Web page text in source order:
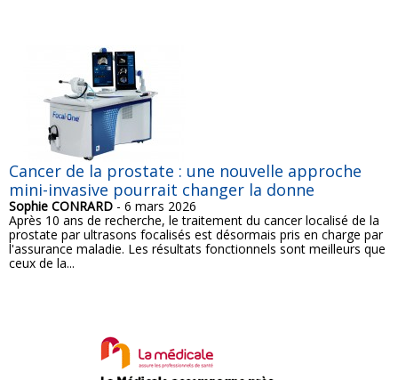
Cancer de la prostate : une nouvelle approche
mini-invasive pourrait changer la donne
Sophie CONRARD - 6 mars 2026
Après 10 ans de recherche, le traitement du cancer localisé de la
prostate par ultrasons focalisés est désormais pris en charge par
l'assurance maladie. Les résultats fonctionnels sont meilleurs que
ceux de la...